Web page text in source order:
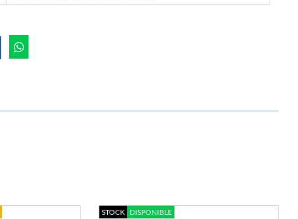
STOCK DISPONIBLE